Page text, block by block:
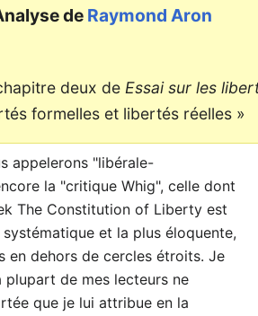
de Raymond Aron
deux de Essai sur les
formelles et libertés réelles »
appelerons "libérale-
la "critique Whig", celle dont
The Constitution of Liberty est
et la plus éloquente,
en dehors de cercles étroits. Je
plupart de mes lecteurs ne
que je lui attribue en la